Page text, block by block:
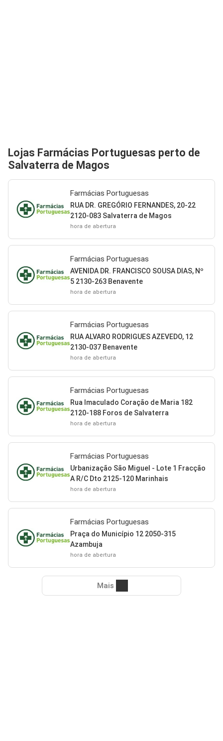
Lojas Farmácias Portuguesas perto de
Salvaterra de Magos
Farmácias Portuguesas
RUA DR. GREGÓRIO FERNANDES, 20-22
2120-083 Salvaterra de Magos
hora de abertura
Farmácias Portuguesas
AVENIDA DR. FRANCISCO SOUSA DIAS, Nº
5 2130-263 Benavente
hora de abertura
Farmácias Portuguesas
RUA ALVARO RODRIGUES AZEVEDO, 12
2130-037 Benavente
hora de abertura
Farmácias Portuguesas
Rua Imaculado Coração de Maria 182
2120-188 Foros de Salvaterra
hora de abertura
Farmácias Portuguesas
Urbanização São Miguel - Lote 1 Fracção
A R/C Dto 2125-120 Marinhais
hora de abertura
Farmácias Portuguesas
Praça do Município 12 2050-315
Azambuja
hora de abertura
Mais